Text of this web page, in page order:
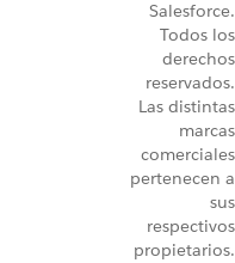
Salesforce.
Todos los
derechos
reservados.
Las distintas
marcas
comerciales
pertenecen a
sus
respectivos
propietarios.